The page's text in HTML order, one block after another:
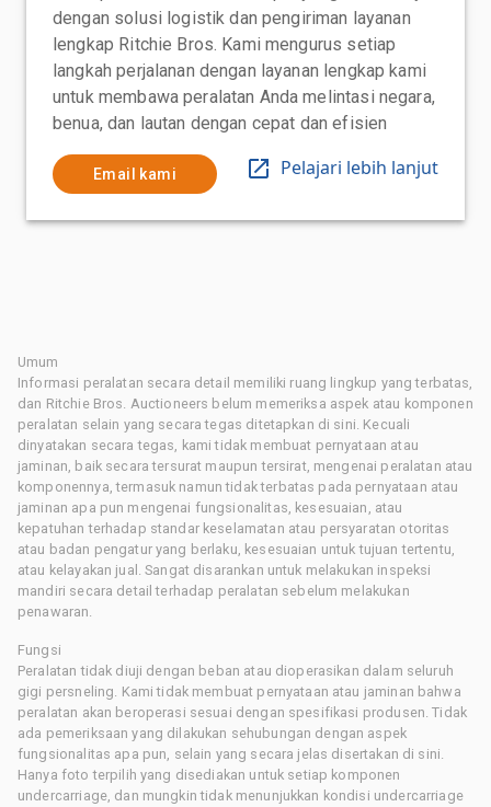
dengan solusi logistik dan pengiriman layanan
lengkap Ritchie Bros. Kami mengurus setiap
langkah perjalanan dengan layanan lengkap kami
untuk membawa peralatan Anda melintasi negara,
benua, dan lautan dengan cepat dan efisien
Email kami Pelajari lebih lanjut
Umum
Informasi peralatan secara detail memiliki ruang lingkup yang terbatas,
dan Ritchie Bros. Auctioneers belum memeriksa aspek atau komponen
peralatan selain yang secara tegas ditetapkan di sini. Kecuali
dinyatakan secara tegas, kami tidak membuat pernyataan atau
jaminan, baik secara tersurat maupun tersirat, mengenai peralatan atau
komponennya, termasuk namun tidak terbatas pada pernyataan atau
jaminan apa pun mengenai fungsionalitas, kesesuaian, atau
kepatuhan terhadap standar keselamatan atau persyaratan otoritas
atau badan pengatur yang berlaku, kesesuaian untuk tujuan tertentu,
atau kelayakan jual. Sangat disarankan untuk melakukan inspeksi
mandiri secara detail terhadap peralatan sebelum melakukan
penawaran.
Fungsi
Peralatan tidak diuji dengan beban atau dioperasikan dalam seluruh
gigi persneling. Kami tidak membuat pernyataan atau jaminan bahwa
peralatan akan beroperasi sesuai dengan spesifikasi produsen. Tidak
ada pemeriksaan yang dilakukan sehubungan dengan aspek
fungsionalitas apa pun, selain yang secara jelas disertakan di sini.
Hanya foto terpilih yang disediakan untuk setiap komponen
undercarriage, dan mungkin tidak menunjukkan kondisi undercarriage